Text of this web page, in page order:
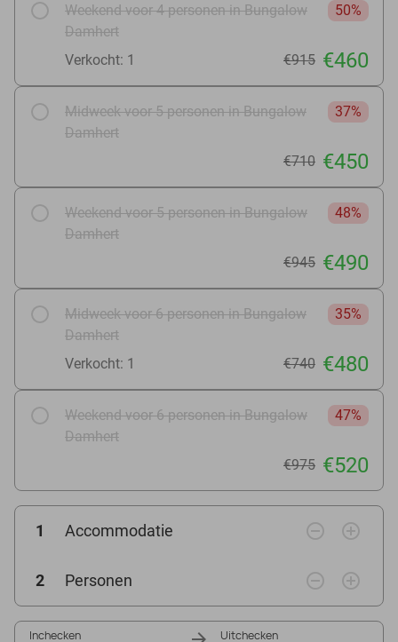
Weekend voor 4 personen in Bungalow
Damhert
50%
Verkocht: 1 €915 €460
Midweek voor 5 personen in Bungalow
Damhert
37%
€710 €450
Weekend voor 5 personen in Bungalow
Damhert
48%
€945 €490
Midweek voor 6 personen in Bungalow
Damhert
35%
Verkocht: 1 €740 €480
Weekend voor 6 personen in Bungalow
Damhert
47%
€975 €520
1 Accommodatie remove_circle_outline add_circle_outline
2 Personen remove_circle_outline add_circle_outline
Inchecken Uitchecken